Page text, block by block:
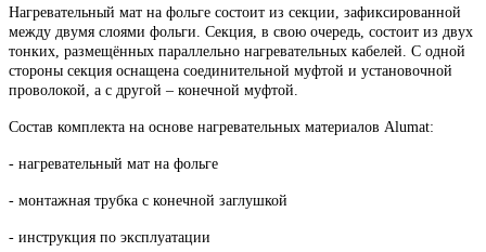
Нагревательный мат на фольге состоит из секции, зафиксированной
между двумя слоями фольги. Секция, в свою очередь, состоит из двух
тонких, размещённых параллельно нагревательных кабелей. С одной
стороны секция оснащена соединительной муфтой и установочной
проволокой, а с другой – конечной муфтой.
Состав комплекта на основе нагревательных материалов Alumat:
- нагревательный мат на фольге
- монтажная трубка с конечной заглушкой
- инструкция по эксплуатации